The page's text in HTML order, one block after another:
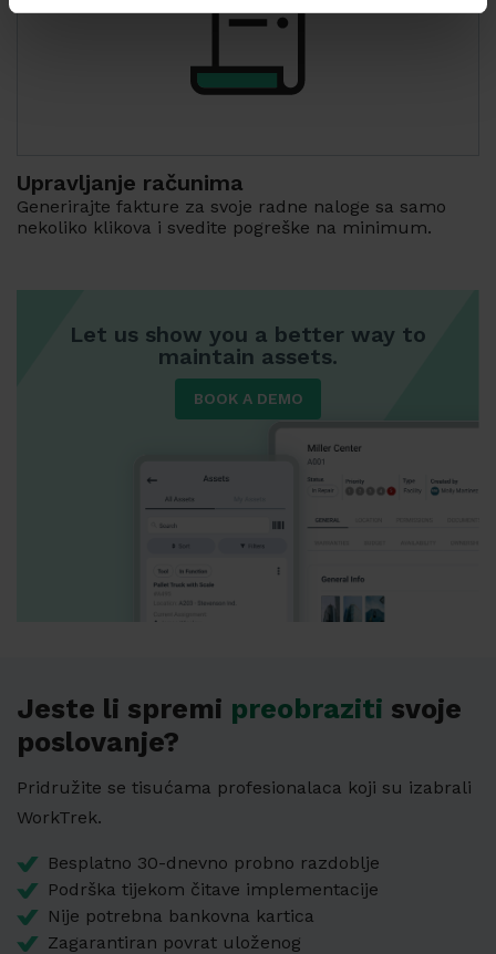
Upravljanje računima
Generirajte fakture za svoje radne naloge sa samo
nekoliko klikova i svedite pogreške na minimum.
Let us show you a better way to
maintain assets.
BOOK A DEMO
Jeste li spremi preobraziti svoje
poslovanje?
Pridružite se tisućama profesionalaca koji su izabrali
WorkTrek.
Besplatno 30-dnevno probno razdoblje
Podrška tijekom čitave implementacije
Nije potrebna bankovna kartica
Zagarantiran povrat uloženog